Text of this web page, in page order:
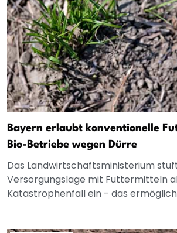
Bayern erlaubt konventionelle
Bio-Betriebe wegen Dürre
Das Landwirtschaftsministerium
Versorgungslage mit Futtermitteln
Katastrophenfall ein - das